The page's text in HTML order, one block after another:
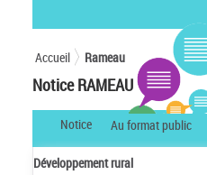
Accueil Rameau
Notice RAMEAU
Notice Au format public
Développement rural